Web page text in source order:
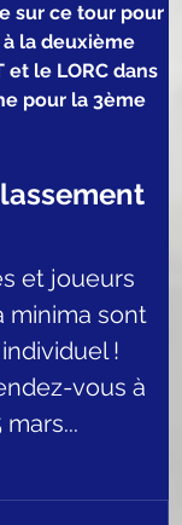
sur ce tour pour
la deuxième
et le LORC dans
pour la 3ème
et joueurs
minima sont
!
vous à